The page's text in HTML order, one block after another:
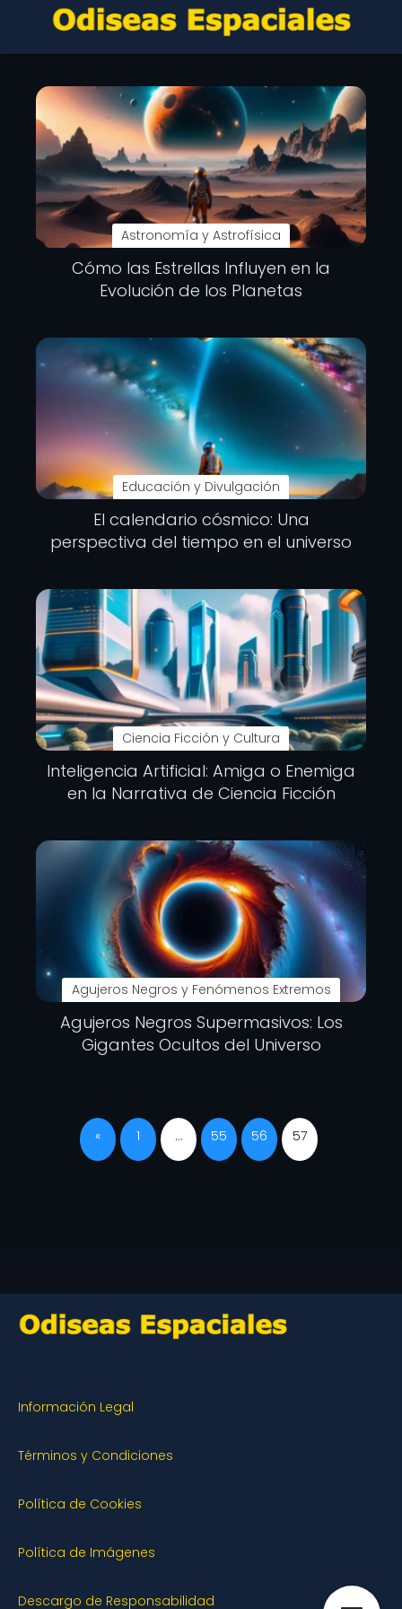
Astronomía y Astrofísica
Cómo las Estrellas Influyen en la
Evolución de los Planetas
Educación y Divulgación
El calendario cósmico: Una
perspectiva del tiempo en el universo
Ciencia Ficción y Cultura
Inteligencia Artificial: Amiga o Enemiga
en la Narrativa de Ciencia Ficción
Agujeros Negros y Fenómenos Extremos
Agujeros Negros Supermasivos: Los
Gigantes Ocultos del Universo
« 1 … 55 56 57
Información Legal
Términos y Condiciones
Política de Cookies
Política de Imágenes
Descargo de Responsabilidad